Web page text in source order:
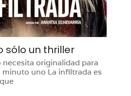
sólo un thriller
necesita originalidad para
minuto uno La infiltrada es